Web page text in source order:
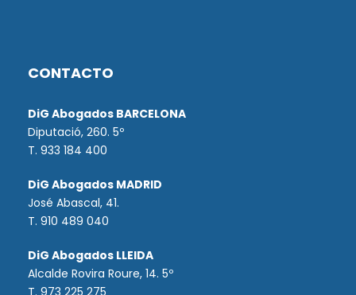
CONTACTO
DiG Abogados BARCELONA
Diputació, 260. 5º
T. 933 184 400
DiG Abogados MADRID
José Abascal, 41.
T. 910 489 040
DiG Abogados LLEIDA
Alcalde Rovira Roure, 14. 5º